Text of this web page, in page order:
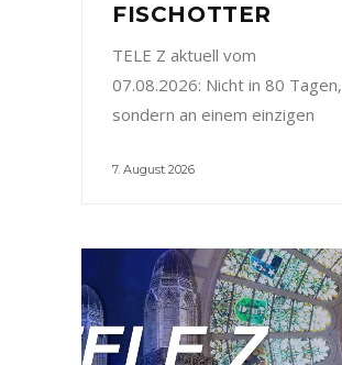
FISCHOTTER
TELE Z aktuell vom
07.08.2026: Nicht in 80 Tagen,
sondern an einem einzigen
7. August 2026